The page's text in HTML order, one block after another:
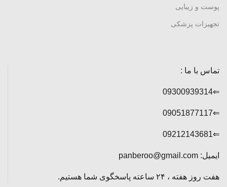
پوست و زیبایی
تجهیزات پزشکی
تماس با ما :
⇐09300939314
⇐09051877117
⇐09212143681
ایمیل: panberoo@gmail.com
هفت روز هفته ، ۲۴ ساعته پاسخگوی شما هستیم.